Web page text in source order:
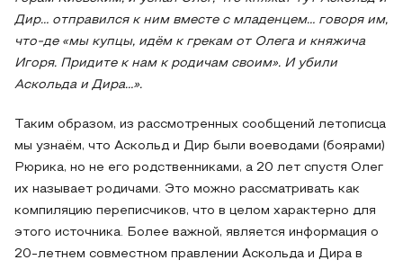
Дир… отправился к ним вместе с младенцем… говоря им,
что-де «мы купцы, идём к грекам от Олега и княжича
Игоря. Придите к нам к родичам своим». И убили
Аскольда и Дира…».
Таким образом, из рассмотренных сообщений летописца
мы узнаём, что Аскольд и Дир были воеводами (боярами)
Рюрика, но не его родственниками, а 20 лет спустя Олег
их называет родичами. Это можно рассматривать как
компиляцию переписчиков, что в целом характерно для
этого источника. Более важной, является информация о
20-летнем совместном правлении Аскольда и Дира в